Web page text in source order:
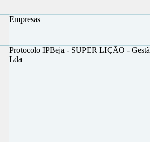
Empresas
Protocolo IPBeja - SUPER LIÇÃO -
Lda